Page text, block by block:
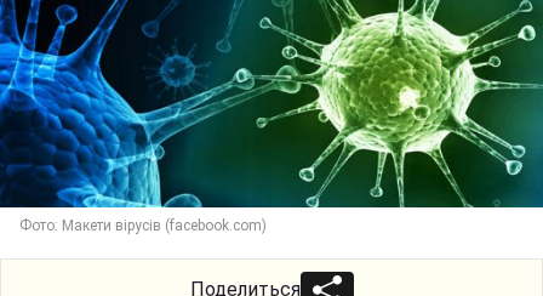
Фото: Макети вірусів (facebook.com)
Поделиться